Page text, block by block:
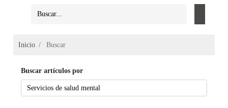
Inicio Buscar
Buscar artículos por